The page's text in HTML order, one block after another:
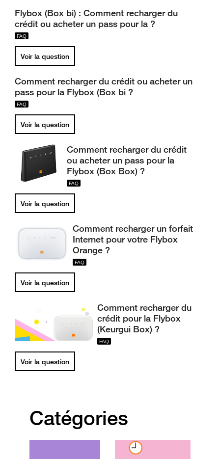
Flybox (Box bi) : Comment recharger du
crédit ou acheter un pass pour la ?
Voir la question
Comment recharger du crédit ou acheter un
pass pour la Flybox (Box bi ?
Voir la question
Comment recharger du crédit
ou acheter un pass pour la
Flybox (Box Box) ?
Voir la question
Comment recharger un forfait
Internet pour votre Flybox
Orange ?
Voir la question
Comment recharger du
crédit pour la Flybox
(Keurgui Box) ?
Voir la question
Catégories